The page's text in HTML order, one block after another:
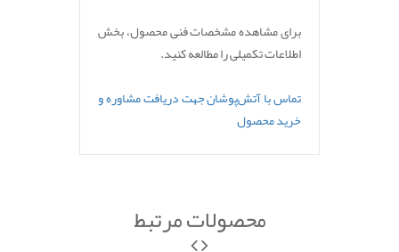
برای مشاهده مشخصات فنی محصول، بخش
اطلاعات تکمیلی را مطالعه کنید.
تماس با آتش‌پوشان جهت دریافت مشاوره و
خرید محصول
محصولات مرتبط